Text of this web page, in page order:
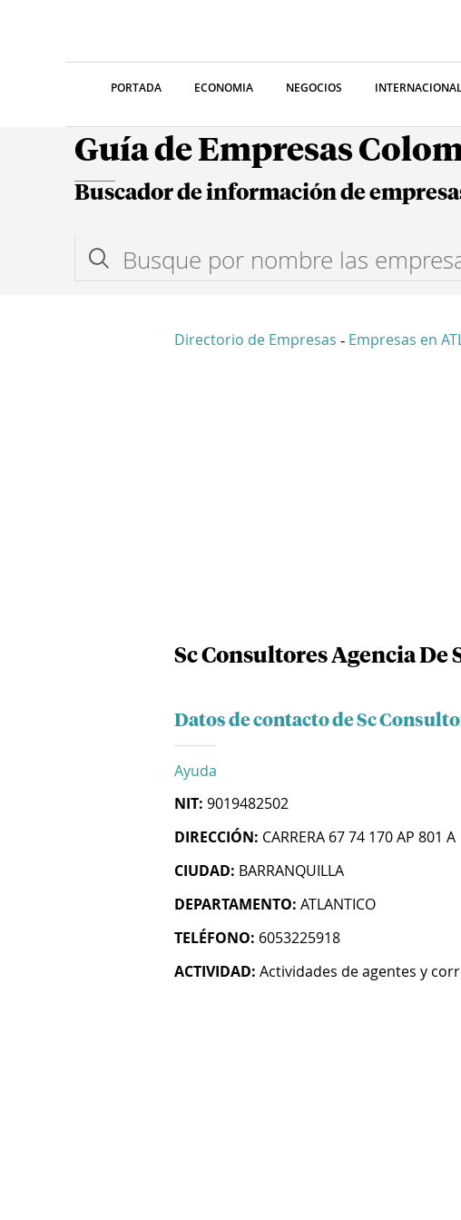
PORTADA ECONOMIA NEGOCIOS
Guía de Empresas
Buscador de información de
Directorio de Empresas - Empresas en
Sc Consultores Agencia De
Datos de contacto de Sc
Ayuda
NIT: 9019482502
DIRECCIÓN: CARRERA 67 74 170 AP 801 A
CIUDAD: BARRANQUILLA
DEPARTAMENTO: ATLANTICO
TELÉFONO: 6053225918
ACTIVIDAD: Actividades de agentes y